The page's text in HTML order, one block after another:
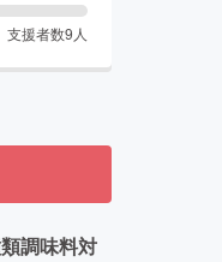
支援者数9 人
調味料対